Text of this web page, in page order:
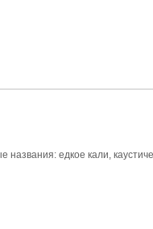
едкое кали,